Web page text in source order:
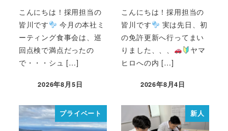
こんにちは！採用担当の
皆川です
今月の本社ミ
ーティング食事会は、巡
回点検で満点だったの
で・・・シュ […]
2026年8月5日
こんにちは！採用担当の
皆川です
実は先日、初
の免許更新へ行ってまい
りました、、、
ヤマ
ヒロへの内 […]
2026年8月4日
プライベート 新人